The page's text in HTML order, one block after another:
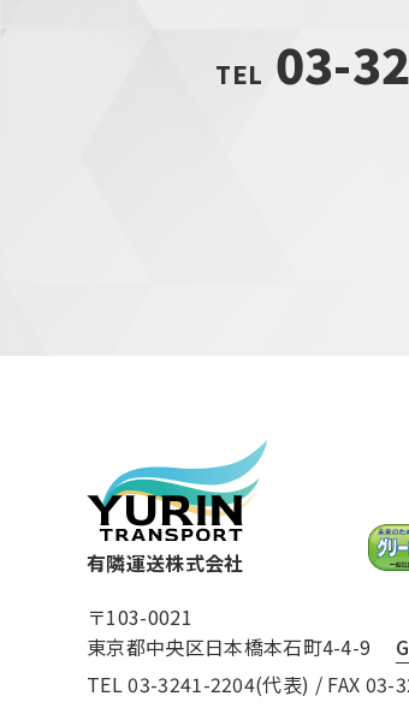
TEL 03-
有隣運送株式会社
〒103-0021
東京都中央区日本橋本石町4-4-9
TEL 03-3241-2204(代表) / FAX 03-